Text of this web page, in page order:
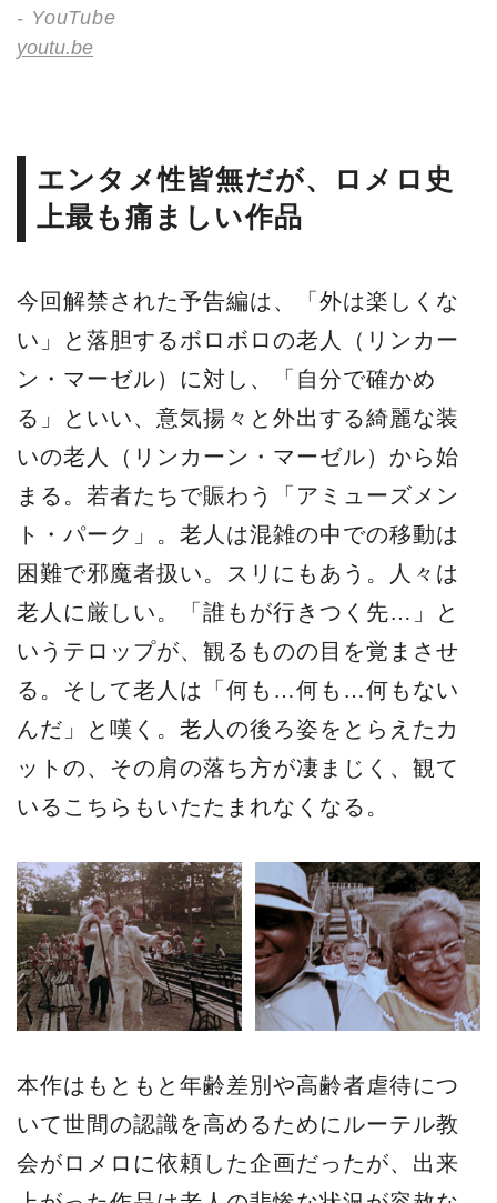
- YouTube
youtu.be
エンタメ性皆無だが、ロメロ史
上最も痛ましい作品
今回解禁された予告編は、「外は楽しくな
い」と落胆するボロボロの老人（リンカー
ン・マーゼル）に対し、「自分で確かめ
る」といい、意気揚々と外出する綺麗な装
いの老人（リンカーン・マーゼル）から始
まる。若者たちで賑わう「アミューズメン
ト・パーク」。老人は混雑の中での移動は
困難で邪魔者扱い。スリにもあう。人々は
老人に厳しい。「誰もが行きつく先…」と
いうテロップが、観るものの目を覚まさせ
る。そして老人は「何も…何も…何もない
んだ」と嘆く。老人の後ろ姿をとらえたカ
ットの、その肩の落ち方が凄まじく、観て
いるこちらもいたたまれなくなる。
本作はもともと年齢差別や高齢者虐待につ
いて世間の認識を高めるためにルーテル教
会がロメロに依頼した企画だったが、出来